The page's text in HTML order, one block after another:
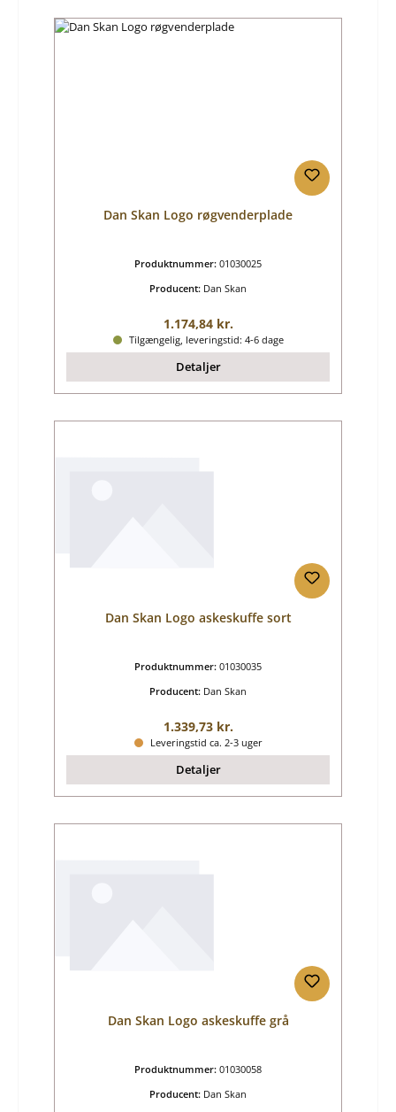
Dan Skan Logo røgvenderplade
Produktnummer: 01030025
Producent: Dan Skan
Almindelig pris:
1.174,84 kr.
Tilgængelig, leveringstid: 4-6 dage
Detaljer
Dan Skan Logo askeskuffe sort
Produktnummer: 01030035
Producent: Dan Skan
Almindelig pris:
1.339,73 kr.
Leveringstid ca. 2-3 uger
Detaljer
Dan Skan Logo askeskuffe grå
Produktnummer: 01030058
Producent: Dan Skan